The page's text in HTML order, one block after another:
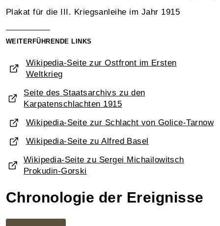
Plakat für die III. Kriegsanleihe im Jahr 1915
WEITERFÜHRENDE LINKS
Wikipedia-Seite zur Ostfront im Ersten
Weltkrieg
Seite des Staatsarchivs zu den
Karpatenschlachten 1915
Wikipedia-Seite zur Schlacht von Golice-Tarnow
Wikipedia-Seite zu Alfred Basel
Wikipedia-Seite zu Sergei Michailowitsch
Prokudin-Gorski
Chronologie der Ereignisse